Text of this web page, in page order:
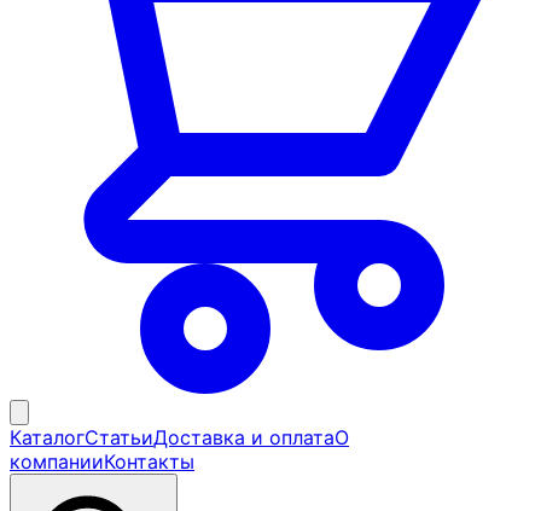
КаталогСтатьиДоставка и оплатаО
компанииКонтакты